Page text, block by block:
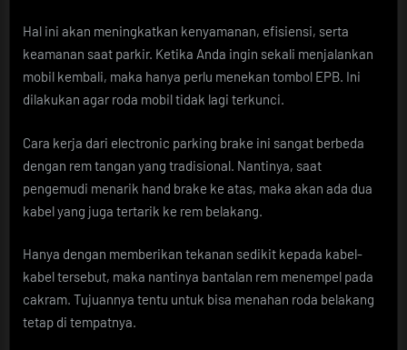
Hal ini akan meningkatkan kenyamanan, efisiensi, serta
keamanan saat parkir. Ketika Anda ingin sekali menjalankan
mobil kembali, maka hanya perlu menekan tombol EPB. Ini
dilakukan agar roda mobil tidak lagi terkunci.
Cara kerja dari electronic parking brake ini sangat berbeda
dengan rem tangan yang tradisional. Nantinya, saat
pengemudi menarik hand brake ke atas, maka akan ada dua
kabel yang juga tertarik ke rem belakang.
Hanya dengan memberikan tekanan sedikit kepada kabel-
kabel tersebut, maka nantinya bantalan rem menempel pada
cakram. Tujuannya tentu untuk bisa menahan roda belakang
tetap di tempatnya.